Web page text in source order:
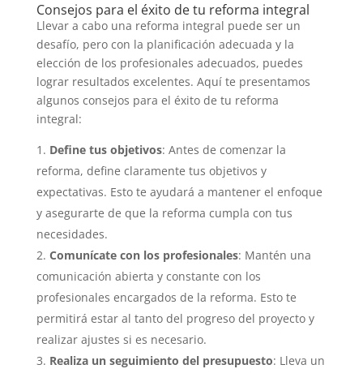
Consejos para el éxito de tu reforma integral
Llevar a cabo una reforma integral puede ser un
desafío, pero con la planificación adecuada y la
elección de los profesionales adecuados, puedes
lograr resultados excelentes. Aquí te presentamos
algunos consejos para el éxito de tu reforma
integral:
Define tus objetivos: Antes de comenzar la
reforma, define claramente tus objetivos y
expectativas. Esto te ayudará a mantener el enfoque
y asegurarte de que la reforma cumpla con tus
necesidades.
Comunícate con los profesionales: Mantén una
comunicación abierta y constante con los
profesionales encargados de la reforma. Esto te
permitirá estar al tanto del progreso del proyecto y
realizar ajustes si es necesario.
Realiza un seguimiento del presupuesto: Lleva un